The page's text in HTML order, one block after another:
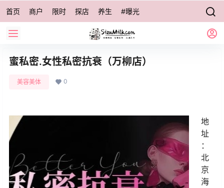
首页 商户 限时 探店 养生 #曝光
蜜私密.女性私密抗衰（万柳店）
美容美体 0
地
址
：
北
京
海